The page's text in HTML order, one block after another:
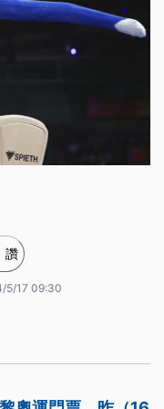
讚
5/17 09:30